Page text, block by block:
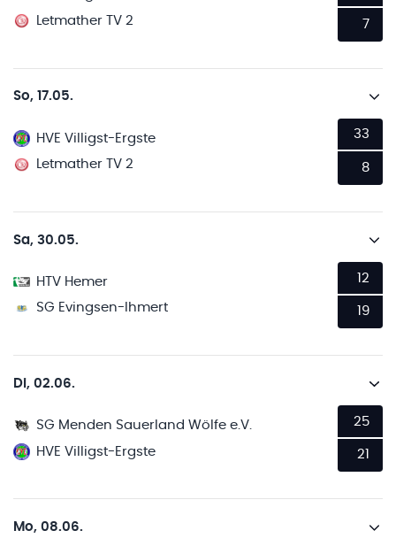
Letmather TV 2
7
So, 17.05.
HVE Villigst-Ergste
Letmather TV 2
33
8
Sa, 30.05.
HTV Hemer
SG Evingsen-Ihmert
12
19
Di, 02.06.
SG Menden Sauerland Wölfe e.V.
HVE Villigst-Ergste
25
21
Mo, 08.06.